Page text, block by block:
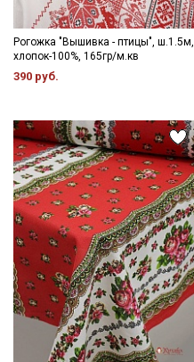
Рогожка "Вышивка - птицы", ш.1.5м,
хлопок-100%, 165гр/м.кв
390 руб.